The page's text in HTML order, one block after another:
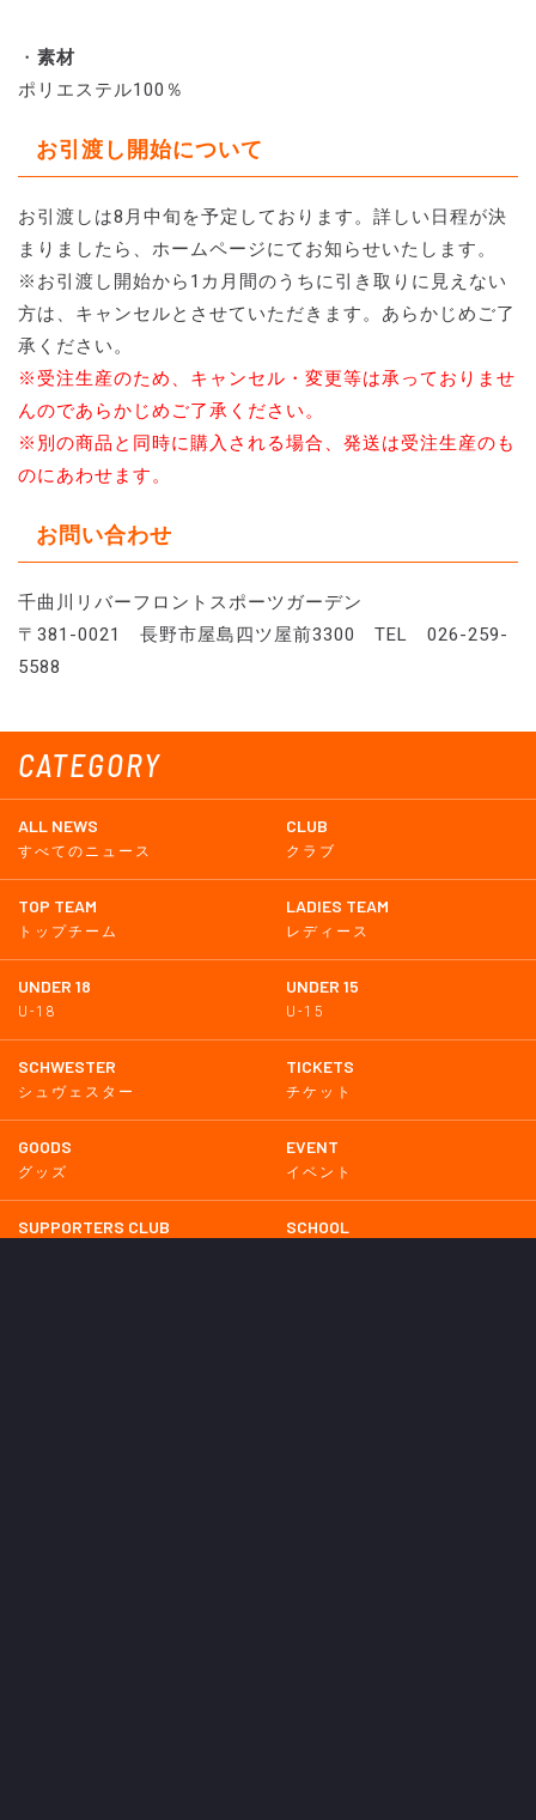
CATEGORY
ALL NEWS
すべてのニュース
CLUB
クラブ
TOP TEAM
トップチーム
LADIES TEAM
レディース
UNDER 18
U-18
UNDER 15
U-15
SCHWESTER
シュヴェスター
TICKETS
チケット
GOODS
グッズ
EVENT
イベント
SUPPORTERS CLUB SCHOOL
・ 素材
ポリエステル100％
お引渡し開始について
お引渡しは8月中旬を予定しております。詳しい日程が決
まりましたら、ホームページにてお知らせいたします。
※お引渡し開始から1カ月間のうちに引き取りに見えない
方は、キャンセルとさせていただきます。あらかじめご了
承ください。
※受注生産のため、キャンセル・変更等は承っておりませ
んのであらかじめご了承ください。
※別の商品と同時に購入される場合、発送は受注生産のも
のにあわせます。
お問い合わせ
千曲川リバーフロントスポーツガーデン
〒381-0021 長野市屋島四ツ屋前3300 TEL 026-259-
5588